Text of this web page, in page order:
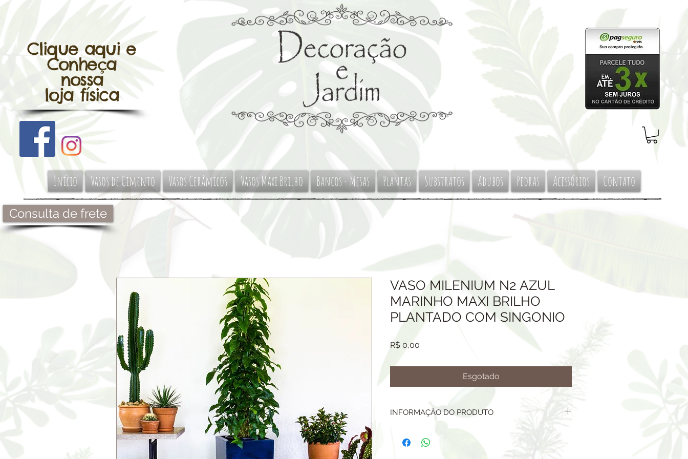
Clique aqui e
Conheça
nossa
loja física
Início Vasos de Cimento Vasos Cerâmicos Vasos Maxi Brilho Bancos - Mesas Plantas Substratos Adubos Pedras Acessórios Contato
VASO MILENIUM N2 AZUL
MARINHO MAXI BRILHO
PLANTADO COM SINGONIO
R$ 0,00
Esgotado
INFORMAÇÃO DO PRODUTO
PLANTA, TERRA, MANTA DE DRENAGEM ARGILA
Consulta de frete